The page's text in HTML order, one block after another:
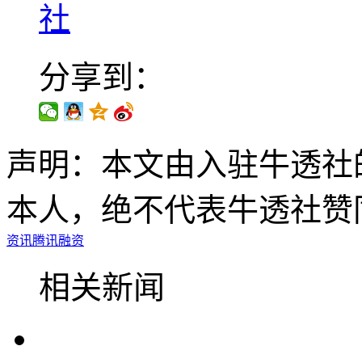
社
分享到：
声明：本文由入驻牛透
本人，绝不代表牛透社
资讯腾讯融资
相关新闻